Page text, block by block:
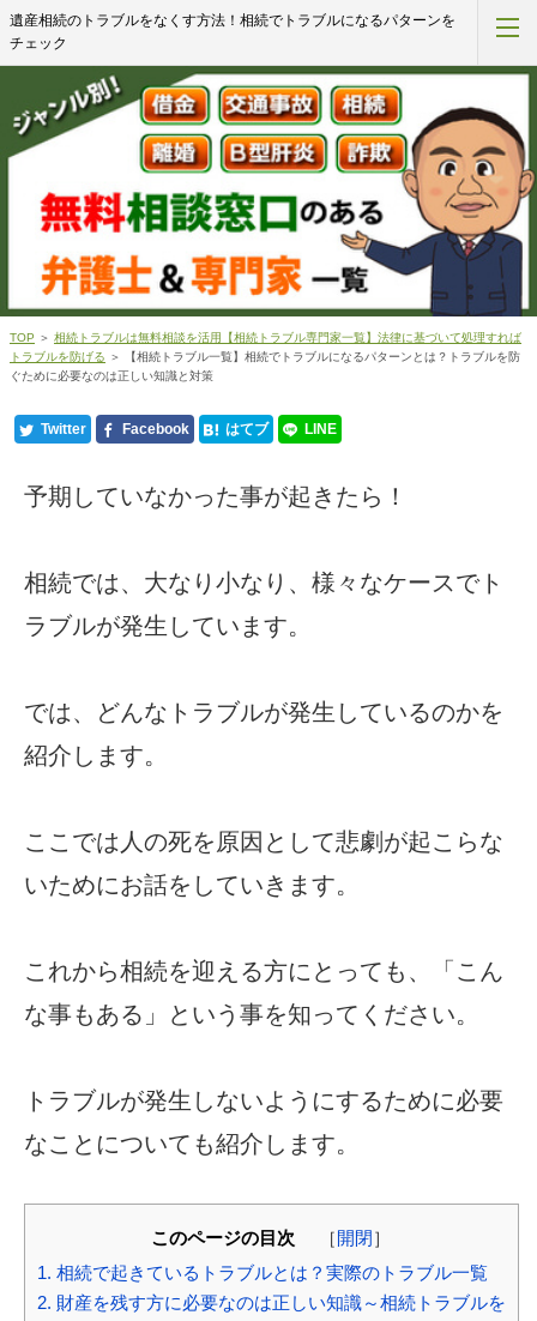
遺産相続のトラブルをなくす方法！相続でトラブルになるパターンを
チェック
債務整理
詐欺被害
離婚問題
相続問題
交通事故
浮気問題
闇金問題
刑事事件
RSS購読
TOP ＞ 相続トラブルは無料相談を活用【相続トラブル専門家一覧】法律に基づいて処理すれば
トラブルを防げる ＞ 【相続トラブル一覧】相続でトラブルになるパターンとは？トラブルを防
ぐために必要なのは正しい知識と対策
Twitter Facebook はてブ LINE
予期していなかった事が起きたら！
相続では、大なり小なり、様々なケースでト
ラブルが発生しています。
では、どんなトラブルが発生しているのかを
紹介します。
ここでは人の死を原因として悲劇が起こらな
いためにお話をしていきます。
これから相続を迎える方にとっても、「こん
な事もある」という事を知ってください。
トラブルが発生しないようにするために必要
なことについても紹介します。
このページの目次 ［ 開閉 ］
1. 相続で起きているトラブルとは？実際のトラブル一覧
2. 財産を残す方に必要なのは正しい知識～相続トラブルを